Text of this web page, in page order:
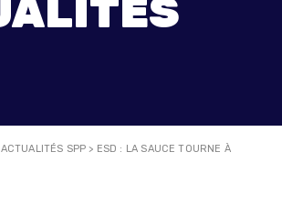
ACTUALITÉS SPP > ESD : LA SAUCE TOURNE À